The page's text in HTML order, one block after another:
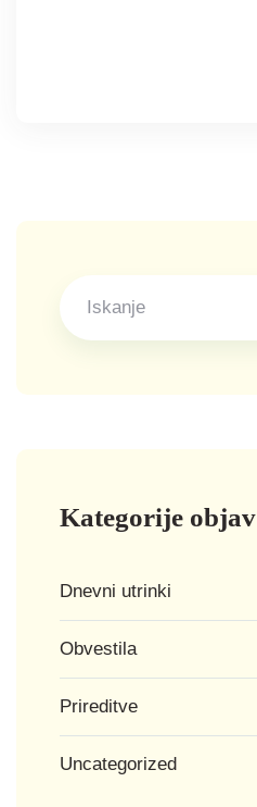
Kategorije objav
Dnevni utrinki
Obvestila
Prireditve
Uncategorized